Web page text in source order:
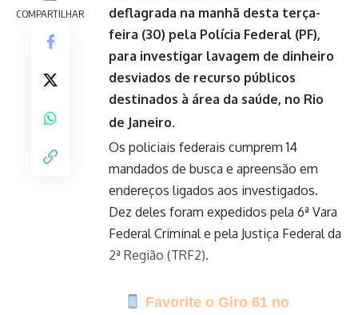
COMPARTILHAR
deflagrada na manhã desta terça-
feira (30) pela Polícia Federal (PF),
para investigar lavagem de dinheiro
desviados de recurso públicos
destinados à área da saúde, no Rio
de Janeiro.
Os policiais federais cumprem 14
mandados de busca e apreensão em
endereços ligados aos investigados.
Dez deles foram expedidos pela 6ª Vara
Federal Criminal e pela Justiça Federal da
2ª Região (TRF2).
Favorite o Giro 61 no